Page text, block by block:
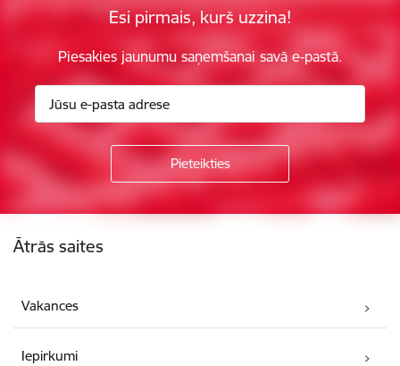
Esi pirmais, kurš uzzina!
Piesakies jaunumu saņemšanai savā e-pastā.
Ātrās saites
Vakances
Iepirkumi